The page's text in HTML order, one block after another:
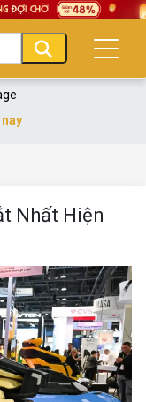
Nhất Hiện